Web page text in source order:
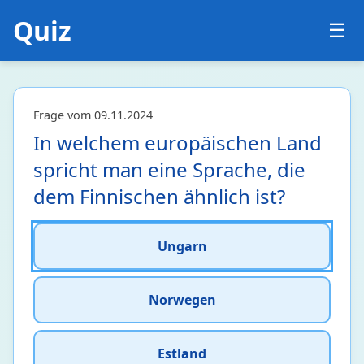
Quiz ☰
Biologie 24
Ökologie und Evolutionsbiologie 1 • 7%
Zellbiologie und Genetik
Zoologie 16 • 35%
Frage vom 09.11.2024
In welchem europäischen Land
spricht man eine Sprache, die
dem Finnischen ähnlich ist?
Ungarn
Norwegen
Estland